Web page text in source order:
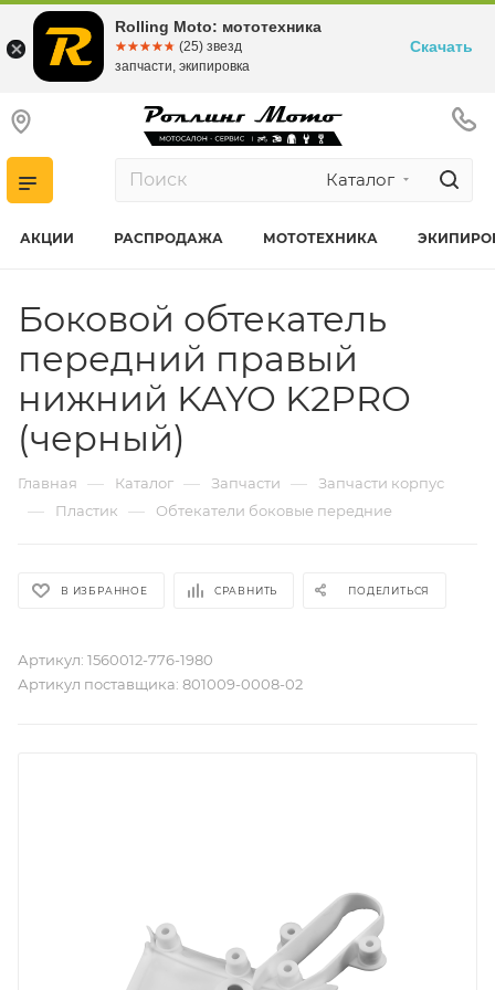
Каталог
АКЦИИ РАСПРОДАЖА МОТОТЕХНИКА
Боковой обтекатель
передний правый
нижний KAYO K2PRO
(черный)
Главная — Каталог — Запчасти — Запчасти корпус
— Пластик — Обтекатели боковые передние
В ИЗБРАННОЕ СРАВНИТЬ ПОДЕЛИТЬСЯ
Артикул: 1560012-776-1980
Артикул поставщика: 801009-0008-02
Rolling Moto: мототехника
☆☆☆☆☆
★★★★★ (25) звезд
запчасти, экипировка
Скачать